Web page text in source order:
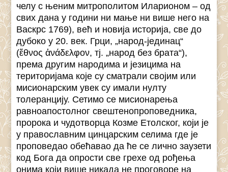
челу с њеним митрополитом Иларионом – од
свих дана у години ни мање ни више него на
Васкрс 1769), већ и новија историја, све до
дубоко у 20. век. Грци, „народ-јединац“
(ἔθνος ἀνάδελφον, тј. „народ без брата“),
према другим народима и језицима на
територијама које су сматрали својим или
мисионарским увек су имали нулту
толеранцију. Сетимо се мисионарења
равноапостолног свештенопроповедника,
пророка и чудотворца Козме Етолског, који је
у православним цинцарским селима где је
проповедао обећавао да ће се лично заузети
код Бога да опрости све грехе од рођења
онима који више никада не проговоре на